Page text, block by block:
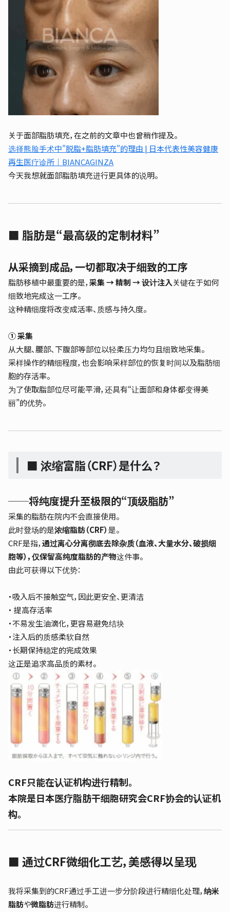
关于面部脂肪填充，在之前的文章中也曾稍作提及。
选择熊脸手术中"脱脂+脂肪填充"的理由 | 日本代表性美容健康
再生医疗诊所｜BIANCAGINZA
今天我想就面部脂肪填充进行更具体的说明。
■ 脂肪是“最高级的定制材料”
从采摘到成品，一切都取决于细致的工序
脂肪移植中最重要的是，采集 → 精制 → 设计注入关键在于如何
细致地完成这一工序。
这种精细度将改变成活率、质感与持久度。
① 采集
从大腿、腰部、下腹部等部位以轻柔压力均匀且细致地采集。
采样操作的精细程度，也会影响采样部位的恢复时间以及脂肪细
胞的存活率。
为了使取脂部位尽可能平滑，还具有“让面部和身体都变得美
丽”的优势。
■ 浓缩富脂（CRF）是什么？
──将纯度提升至极限的“顶级脂肪”
采集的脂肪在院内不会直接使用。
此时登场的是浓缩脂肪（CRF）是。
CRF是指，通过离心分离彻底去除杂质（血液、大量水分、破损细
胞等），仅保留高纯度脂肪的产物这件事。
由此可获得以下优势：
・吸入后不接触空气，因此更安全、更清洁
・ 提高存活率
・不易发生油滴化，更容易避免结块
・注入后的质感柔软自然
・长期保持稳定的完成效果
这正是追求高品质的素材。
CRF只能在认证机构进行精制。
本院是日本医疗脂肪干细胞研究会CRF协会的认证机
构。
■ 通过CRF微细化工艺，美感得以呈现
我将采集到的CRF通过手工进一步分阶段进行精细化处理，纳米
脂肪や微脂肪进行精制。